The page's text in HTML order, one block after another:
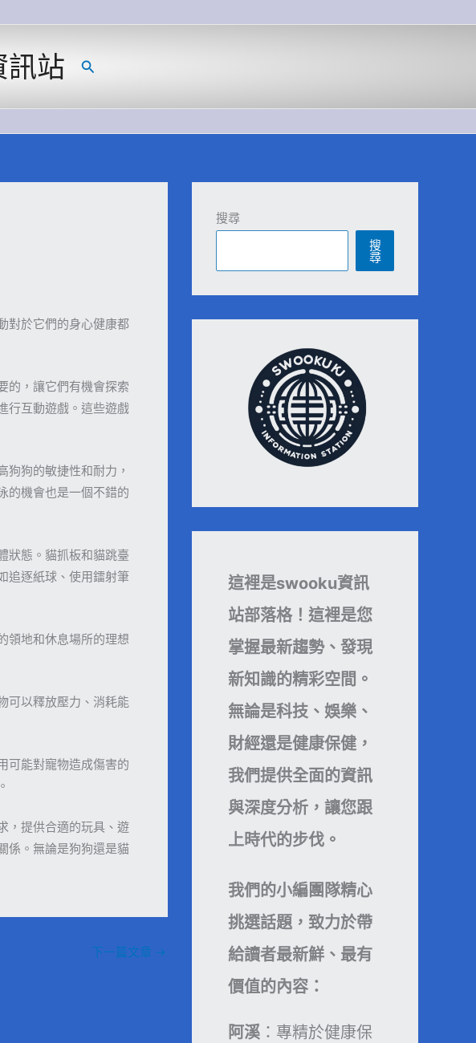
站
搜
對於它們的身心健康都
的，讓它們有機會探索
行互動遊戲。這些遊戲
狗的敏捷性和耐力，
的機會也是一個不錯的
狀態。貓抓板和貓跳臺
追逐紙球、使用鐳射筆
領地和休息場所的理想
可以釋放壓力、消耗能
可能對寵物造成傷害的
，提供合適的玩具、遊
係。無論是狗狗還是貓
下一篇文章 →
搜尋
搜
尋
這裡是swooku資訊
站部落格！這裡是您
掌握最新趨勢、發現
新知識的精彩空間。
無論是科技、娛樂、
財經還是健康保健，
我們提供全面的資訊
與深度分析，讓您跟
上時代的步伐。
我們的小編團隊精心
挑選話題，致力於帶
給讀者最新鮮、最有
價值的內容：
阿溪 ：專精於健康保